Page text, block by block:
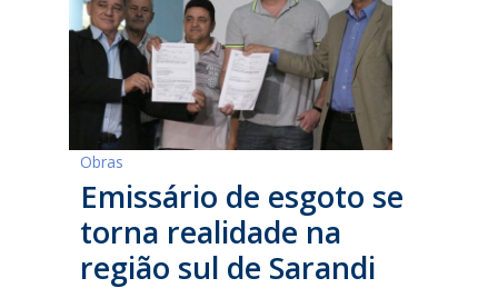
Obras
Emissário de esgoto se
torna realidade na
região sul de Sarandi